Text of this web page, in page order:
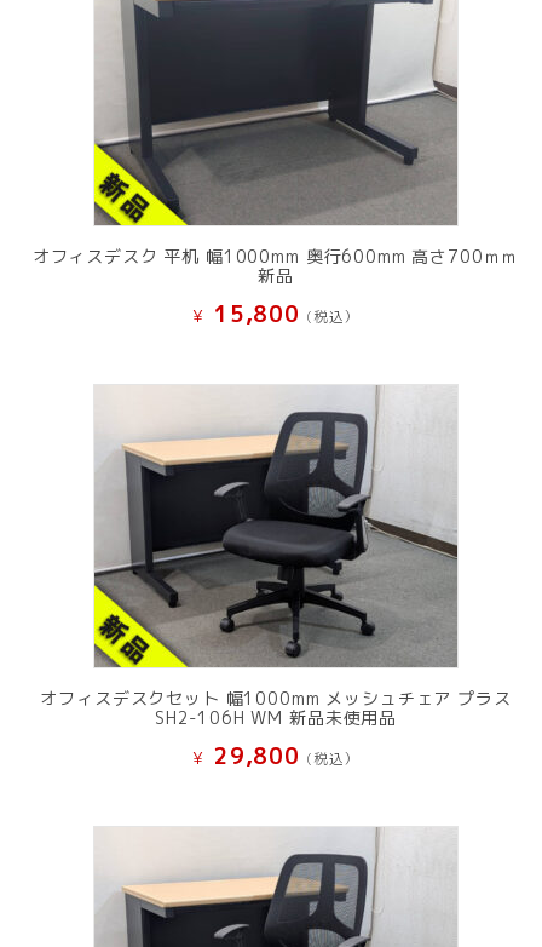
オフィスデスク 平机 幅1000mm 奥行600mm 高さ700ｍｍ
新品
¥ 15,800 (税込）
オフィスデスクセット 幅1000mm メッシュチェア プラス
SH2-106H WM 新品未使用品
¥ 29,800 (税込）